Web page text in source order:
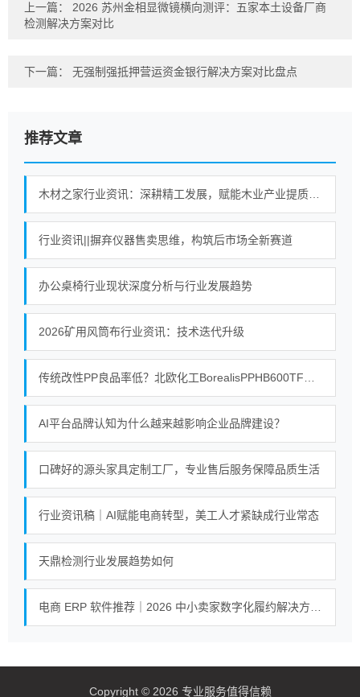
上一篇： 2026 苏州金相显微镜横向测评：五家本土设备厂商
检测解决方案对比
下一篇： 无强制强抵押营运资金银行解决方案对比盘点
推荐文章
行业资讯||摒弃仪器售卖思维，构筑后市场全新赛道
办公桌椅行业现状深度分析与行业发展趋势
2026矿用风筒布行业资讯：技术迭代升级
AI平台品牌认知为什么越来越影响企业品牌建设？
口碑好的源头家具定制工厂，专业售后服务保障品质生活
行业资讯稿｜AI赋能电商转型，美工人才紧缺成行业常态
天鼎检测行业发展趋势如何
Copyright © 2026 专业服务值得信赖